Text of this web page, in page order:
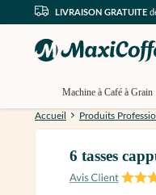
LIVRAISON GRATUITE
Machine à Café à Grain
Accueil Produits
6 tasses